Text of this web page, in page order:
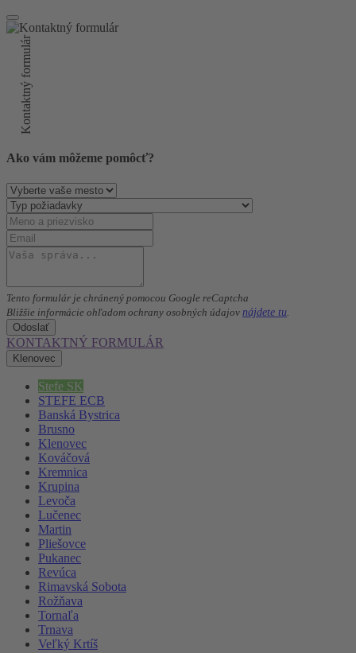
Kontaktný formulár
Ako vám môžeme pomôcť?
Tento formulár je chránený pomocou Google reCaptcha
Bližšie informácie ohľadom ochrany osobných údajov nájdete tu
Odoslať
KONTAKTNÝ FORMULÁR
Klenovec
Stefe SK
STEFE ECB
Banská Bystrica
Brusno
Klenovec
Kováčová
Kremnica
Krupina
Levoča
Lučenec
Martin
Pliešovce
Pukanec
Revúca
Rimavská Sobota
Rožňava
Tornaľa
Trnava
Veľký Krtíš